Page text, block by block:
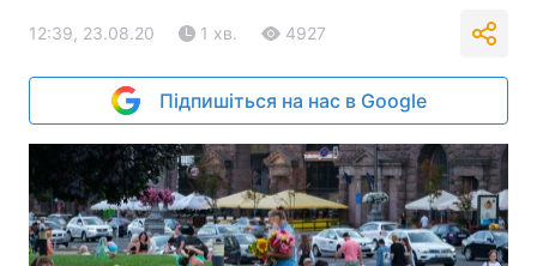
12:39, 23.08.20 1 хв. 4927
Підпишіться на нас в Google